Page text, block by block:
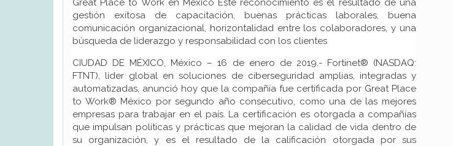
Great Place to Work en México Este reconocimiento es el resultado de una
gestión exitosa de capacitación, buenas prácticas laborales, buena
comunicación organizacional, horizontalidad entre los colaboradores, y una
búsqueda de liderazgo y responsabilidad con los clientes
CIUDAD DE MÉXICO, México – 16 de enero de 2019.- Fortinet® (NASDAQ:
FTNT), líder global en soluciones de ciberseguridad amplias, integradas y
automatizadas, anunció hoy que la compañía fue certificada por Great Place
to Work® México por segundo año consecutivo, como una de las mejores
empresas para trabajar en el país. La certificación es otorgada a compañías
que impulsan políticas y prácticas que mejoran la calidad de vida dentro de
su organización, y es el resultado de la calificación otorgada por sus